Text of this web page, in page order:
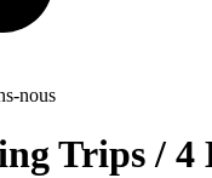
nous
Trips / 4